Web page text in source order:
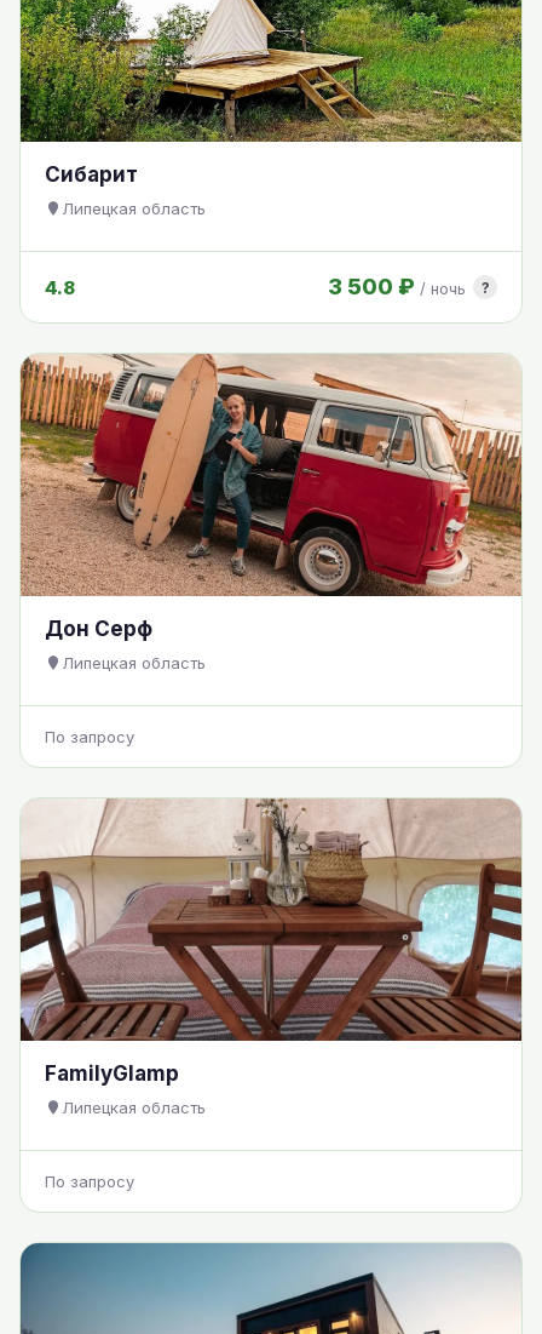
Сибарит
Липецкая область
4.8 3 500 ₽ / ночь ?
Дон Серф
Липецкая область
По запросу
FamilyGlamp
Липецкая область
По запросу